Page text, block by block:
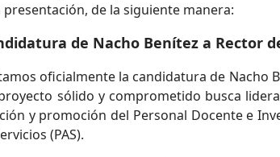
de la siguiente manera:
de Nacho Benítez a Rector
oficialmente la candidatura de Nacho
sólido y comprometido busca
y promoción del Personal Docente e
(PAS).